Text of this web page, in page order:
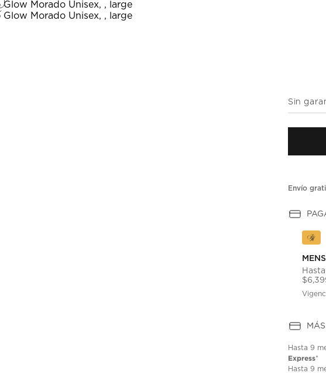
Sin
Envío
Hasta9
Express*
Hasta9